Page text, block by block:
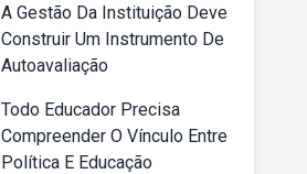
A Gestão Da Instituição Deve
Construir Um Instrumento De
Autoavaliação
Todo Educador Precisa
Compreender O Vínculo Entre
Política E Educação